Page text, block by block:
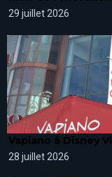
29 juillet 2026
Vapiano à Disney
28 juillet 2026